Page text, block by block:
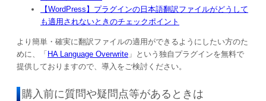
【WordPress】プラグインの日本語翻訳ファイルがどうして
も適用されないときのチェックポイント
より簡単・確実に翻訳ファイルの適用ができるようにしたい方のた
めに、「 HA Language Overwrite 」という独自プラグインを無料で
提供しておりますので、導入をご検討ください。
購入前に質問や疑問点等があるときは